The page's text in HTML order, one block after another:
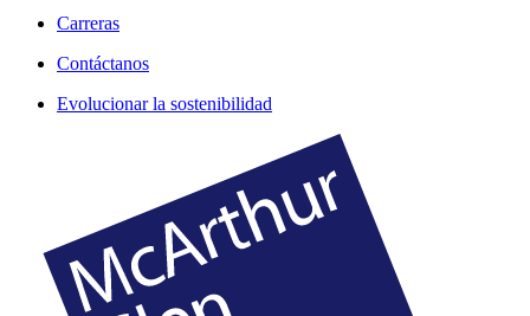
Carreras
Contáctanos
Evolucionar la sostenibilidad